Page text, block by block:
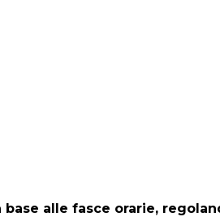
alle fasce orarie,